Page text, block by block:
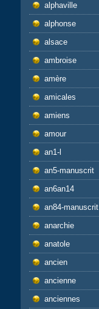
alphaville
alphonse
alsace
ambroise
amère
amicales
amiens
amour
an1-l
an5-manuscrit
an6an14
an84-manuscrit
anarchie
anatole
ancien
ancienne
anciennes